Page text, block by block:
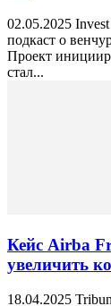
02.05.2025
подкаст о
Проект
стал...
Кейс Airba
увеличить
18.04.2025